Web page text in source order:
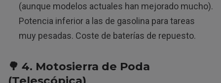
(aunque modelos actuales han mejorado mucho).
Potencia inferior a las de gasolina para tareas
muy pesadas. Coste de baterías de repuesto.
🌳 4. Motosierra de Poda